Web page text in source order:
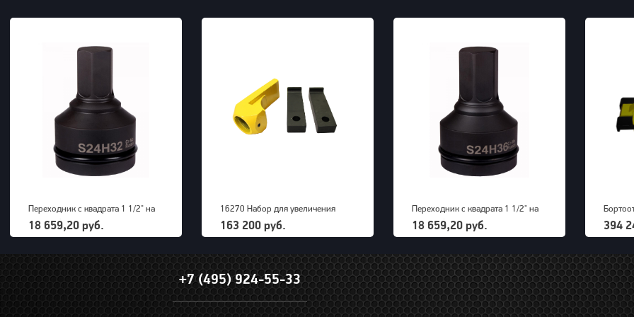
Переходник с квадрата 1 1/2" на
внешний шестигранник 32 мм
PNG (S24M32H)
18 659,20 руб.
16270 Набор для увеличения
радиуса снятия покрышек для
грузовых машин до 63" OTP 2000
163 200 руб.
Переходник с квадрата 1 1/2" на
внешний шестигранник 36 мм
PNG (S24M36H)
18 659,20 руб.
(39-
дисков
394
+7 (495) 924-55-33